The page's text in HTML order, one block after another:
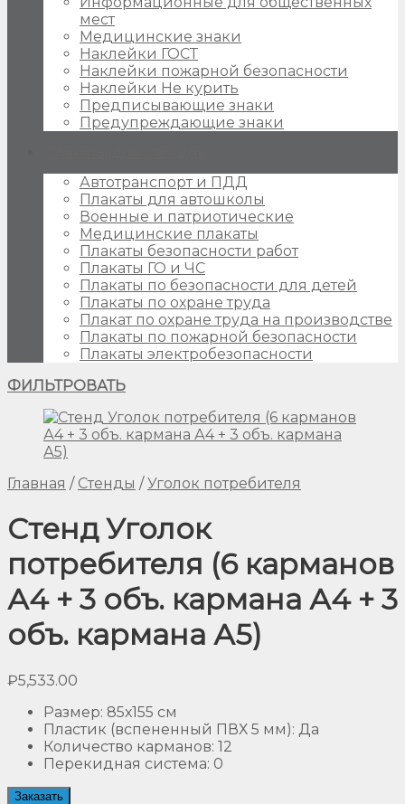
мест
Медицинские знаки
Наклейки ГОСТ
Наклейки пожарной безопасности
Наклейки Не курить
Предписывающие знаки
Предупреждающие знаки
Автотранспорт и ПДД
Плакаты для автошколы
Военные и патриотические
Медицинские плакаты
Плакаты безопасности работ
Плакаты ГО и ЧС
Плакаты по безопасности для детей
Плакаты по охране труда
Плакат по охране труда на производстве
Плакаты по пожарной безопасности
Плакаты электробезопасности
ФИЛЬТРОВАТЬ
Главная / Стенды / Уголок потребителя
Стенд Уголок
потребителя (6 карманов
А4 + 3 объ. кармана А4 + 3
объ. кармана А5)
₽5,533.00
Размер: 85х155 см
Пластик (вспененный ПВХ 5 мм): Да
Количество карманов: 12
Перекидная система: 0
Заказать